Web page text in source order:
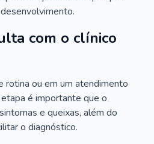
com o clínico
rotina ou em um atendimento
é importante que o
e queixas, além do
o diagnóstico.